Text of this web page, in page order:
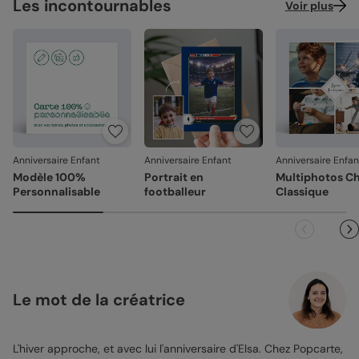
Les incontournables Voir plus
Anniversaire Enfant
Modèle 100%
Personnalisable
Anniversaire Enfant
Portrait en
footballeur
Anniversaire
Multiphotos
Classique
Le mot de la créatrice
L'hiver approche, et avec lui l'anniversaire d'Elsa. Chez Popcarte,